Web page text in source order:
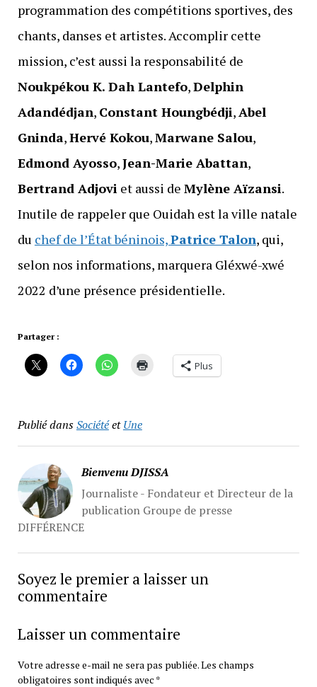
programmation des compétitions sportives, des
chants, danses et artistes. Accomplir cette
mission, c’est aussi la responsabilité de
Noukpékou K. Dah Lantefo,Delphin
Adandédjan, Constant Houngbédji, Abel
Gninda,Hervé Kokou,Marwane Salou,
Edmond Ayosso,Jean-Marie Abattan,
Bertrand Adjovi et aussi de Mylène Aïzansi.
Inutile de rappeler que Ouidah est la ville natale
du chef de l’État béninois,Patrice Talon, qui,
selon nos informations, marquera Gléxwé-xwé
2022 d’une présence présidentielle.
Partager :
Plus
Publié dansSociétéetUne
Bienvenu DJISSA
Journaliste - Fondateur et Directeur de la
publication Groupe de presse
DIFFÉRENCE
Soyez le premier a laisser un
commentaire
Laisser un commentaire
Votre adresse e-mail ne sera pas publiée.Les champs
obligatoires sont indiqués avec *